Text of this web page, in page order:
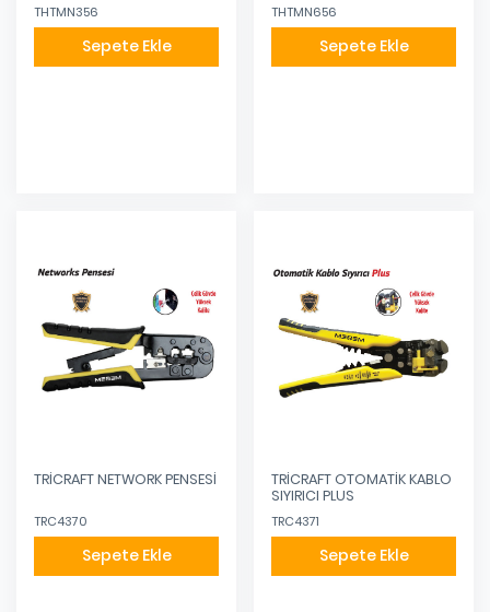
THTMN356
Sepete Ekle
THTMN656
Sepete Ekle
TRİCRAFT NETWORK PENSESİ
TRC4370
Sepete Ekle
TRİCRAFT OTOMATİK KABLO
SIYIRICI PLUS
TRC4371
Sepete Ekle